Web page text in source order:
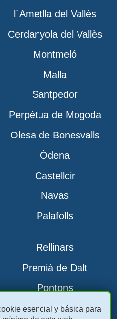
l´Ametlla del Vallès
Cerdanyola del Vallès
Montmeló
Malla
Santpedor
Perpètua de Mogoda
Olesa de Bonesvalls
Òdena
Castellcir
Navas
Palafolls
Rellinars
Premià de Dalt
Pontons
Pujalt
esencial y básica para